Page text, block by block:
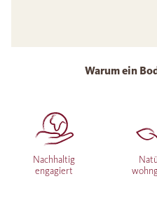
Warum ein
Nachhaltig
engagiert